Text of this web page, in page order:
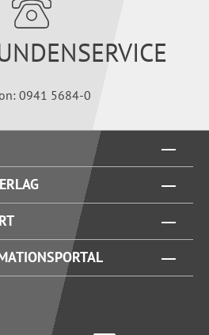
0941 5684-0